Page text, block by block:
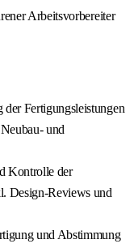
Arbeitsvorbereiter
Fertigungsleistungen
und
Kontrolle der
Design-Reviews und
und Abstimmung